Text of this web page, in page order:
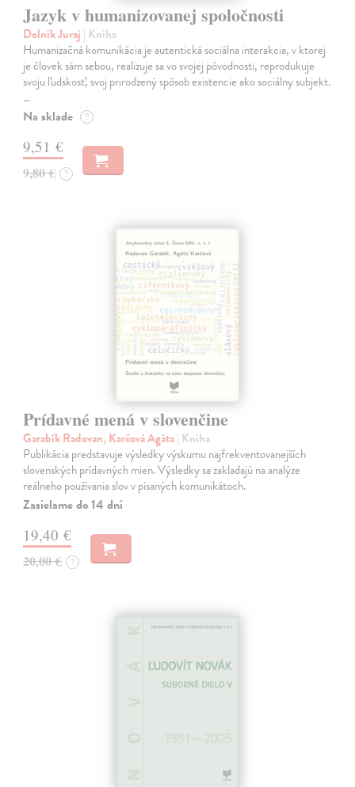
Jazyk v humanizovanej spoločnosti
Dolník Juraj | Kniha
Humanizačná komunikácia je autentická sociálna interakcia, v ktorej
je človek sám sebou, realizuje sa vo svojej pôvodnosti, reprodukuje
svoju ľudskosť, svoj prirodzený spôsob existencie ako sociálny subjekt.
…
Na sklade ?
9,51 €
9,80 € ?
Prídavné mená v slovenčine
Garabík Radovan, Karčová Agáta| Kniha
Publikácia predstavuje výsledky výskumu najfrekventovanejších
slovenských prídavných mien. Výsledky sa zakladajú na analýze
reálneho používania slov v písaných komunikátoch.
Zasielame do 14 dní
19,40 €
20,00 € ?